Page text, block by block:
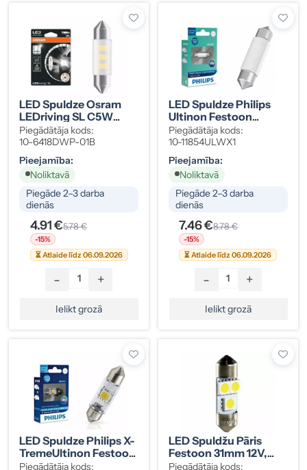
LED Spuldze Osram
LEDriving SL C5W
36mm 12V
Piegādātāja kods:
10-6418DWP-01B
Pieejamība:
Noliktavā
Piegāde 2–3 darba
dienās
4.91 €5.78 €
-15%
⏳ Atlaide līdz 06.09.2026
- +
Ielikt grozā
LED Spuldze Philips
Ultinon Festoon
38mm 12V (11854 ULW)
Piegādātāja kods:
10-11854ULWX1
Pieejamība:
Noliktavā
Piegāde 2–3 darba
dienās
7.46 €8.78 €
-15%
⏳ Atlaide līdz 06.09.2026
- +
Ielikt grozā
LED Spuldze Philips X-
TremeUltinon Festoon
10,5x38mm 12V
Piegādātāja kods:
LED Spuldžu Pāris
Festoon 31mm 12V,
Balta
Piegādātāja kods: